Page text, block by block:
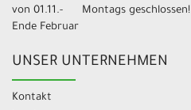
von 01.11.-
Ende Februar
Montags geschlossen!
UNSER UNTERNEHMEN
Kontakt